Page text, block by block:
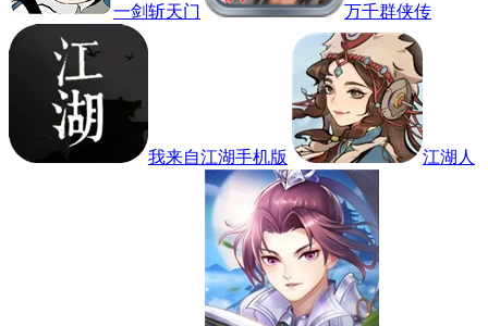
一剑斩天门 万千群侠传
我来自江湖手机版 江湖人